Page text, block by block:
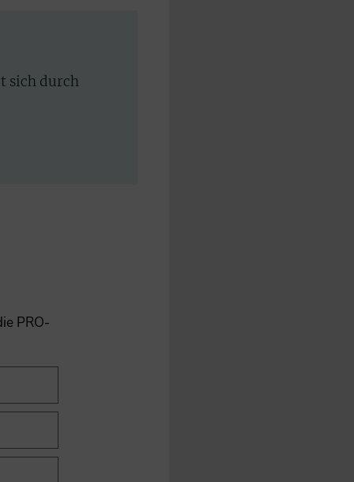
sich durch
PRO-